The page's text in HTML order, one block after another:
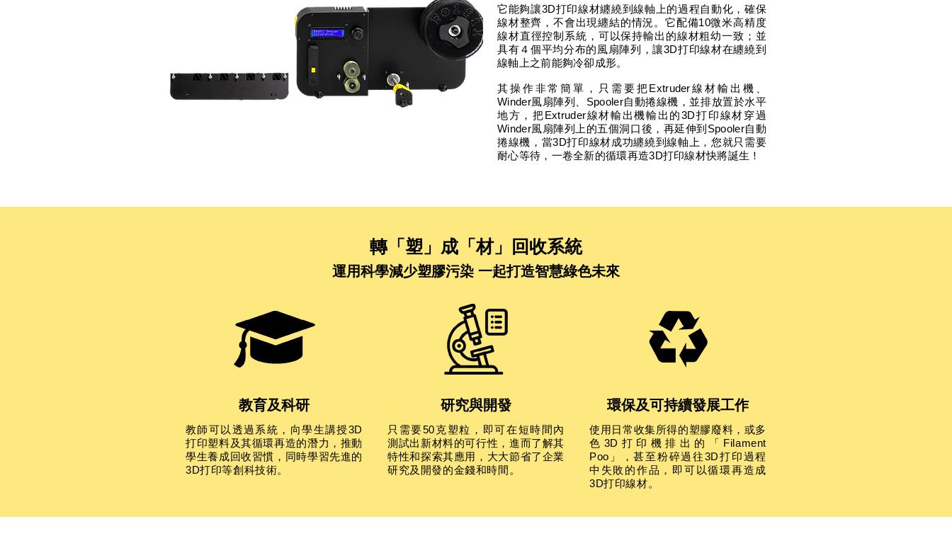
它能夠讓3D打印線材纏繞到線軸上的過程自動化，確保
線材整齊，不會出現纏結的情況。它配備10微米高精度
線材直徑控制系統，可以保持輸出的線材粗幼一致；並
具有４個平均分布的風扇陣列，讓3D打印線材在纏繞到
線軸上之前能夠冷卻成形。
其操作非常簡單，只需要把Extruder線材輸出機、
Winder風扇陣列、Spooler自動捲線機，並排放置於水平
地方，把Extruder線材輸出機輸出的3D打印線材穿過
Winder風扇陣列上的五個洞口後，再延伸到Spooler自動
捲線機，當3D打印線材成功纏繞到線軸上，您就只需要
耐心等待，一卷全新的循環再造3D打印線材快將誕生！
轉「塑」成「材」回收系統
運用科學減少塑膠污染 一起打造智慧綠色未來
教育及科研
教師可以透過系統，向學生講授3D
打印塑料及其循環再造的潛力，推動
學生養成回收習慣，同時學習先進的
3D打印等創科技術。
研究與開發
只需要50克塑粒，即可在短時間內
測試出新材料的可行性，進而了解其
特性和探索其應用，大大節省了企業
研究及開發的金錢和時間。
環保及可持續發展工作
使用日常收集所得的塑膠廢料，或多
色3D打印機排出的「Filament
Poo」，甚至粉碎過往3D打印過程
中失敗的作品，即可以循環再造成
3D打印線材。